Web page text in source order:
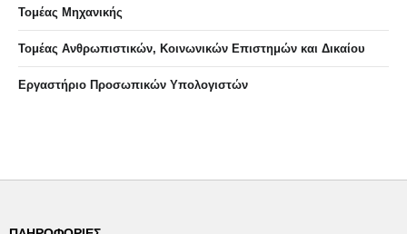
Τομέας Μηχανικής
Τομέας Ανθρωπιστικών, Κοινωνικών Επιστημών και Δικαίου
Eργαστήριo Προσωπικών Υπολογιστών